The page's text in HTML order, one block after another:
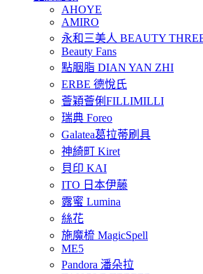
AHOYE
AMIRO
永和三美人 BEAUTY
Beauty Fans
點胭脂 DIAN YAN ZHI
ERBE 德悅氏
薈穎薈俐FILLIMILLI
瑞典 Foreo
Galatea葛拉蒂刷具
神綺町 Kiret
貝印 KAI
ITO 日本伊藤
露蜜 Lumina
絲花
施魔梳 MagicSpell
ME5
Pandora 潘朵拉